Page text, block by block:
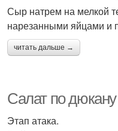
Сыр натрем на мелкой
нарезанными яйцами и
читать дальше →
Салат по дюкану
Этап атака.